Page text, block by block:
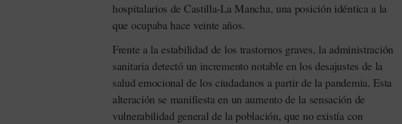
hospitalarios de Castilla-La Mancha, una posición idéntica a la
que ocupaba hace veinte años.
Frente a la estabilidad de los trastornos graves, la administración
sanitaria detectó un incremento notable en los desajustes de la
salud emocional de los ciudadanos a partir de la pandemia. Esta
alteración se manifiesta en un aumento de la sensación de
vulnerabilidad general de la población, que no existía con